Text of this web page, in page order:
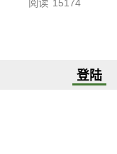
阅读 15174
登陆